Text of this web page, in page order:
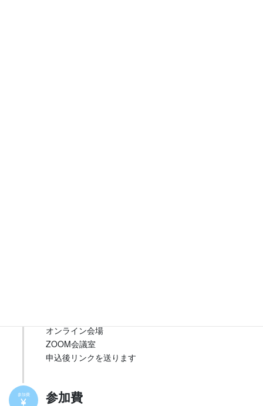
オンライン会場
ZOOM会議室
申込後リンクを送ります
参加費
参加費